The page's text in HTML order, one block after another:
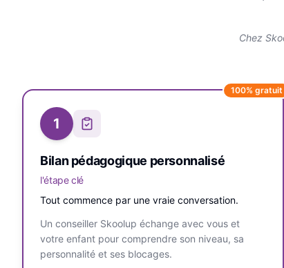
Chez
100% gratuit
1
Bilan pédagogique personnalisé
l'étape clé
Tout commence par une vraie conversation.
Un conseiller Skoolup échange avec vous et
votre enfant pour comprendre son niveau, sa
personnalité et ses blocages.